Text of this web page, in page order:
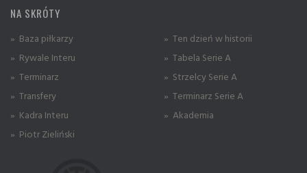
NA SKRÓTY
» Baza piłkarzy
» Rywale Interu
» Terminarz
» Transfery
» Kadra Interu
» Piotr Zieliński
» Ten dzień w historii
» Tabela Serie A
» Strzelcy Serie A
» Terminarz Serie A
» Akademia